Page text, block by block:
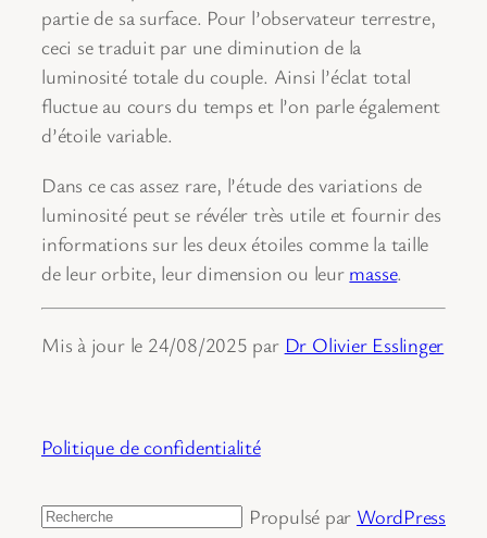
partie de sa surface. Pour l’observateur terrestre,
ceci se traduit par une diminution de la
luminosité totale du couple. Ainsi l’éclat total
fluctue au cours du temps et l’on parle également
d’étoile variable.
Dans ce cas assez rare, l’étude des variations de
luminosité peut se révéler très utile et fournir des
informations sur les deux étoiles comme la taille
de leur orbite, leur dimension ou leur masse.
Mis à jour le 24/08/2025 par Dr Olivier Esslinger
Politique de confidentialité
Rechercher Propulsé par WordPress